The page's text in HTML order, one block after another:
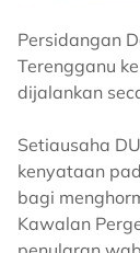
Persidangan
Terengganu
dijalankan
Setiausaha
kenyataan
bagi
Kawalan